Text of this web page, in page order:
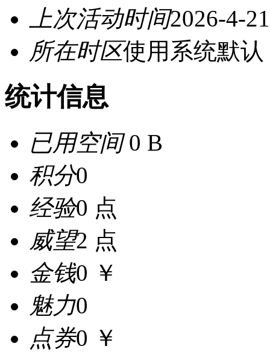
上次活动时间2026-4-
所在时区使用系统默认
统计信息
已用空间0 B
积分0
经验0 点
威望2 点
金钱0 ￥
魅力0
点券0 ￥